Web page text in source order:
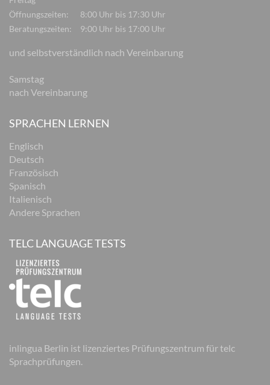
Öffnungszeiten:
8:00 Uhr bis 17:30 Uhr
Beratungszeiten:
9:00 Uhr bis 17:00 Uhr
und selbstverständlich nach Vereinbarung
Samstag
nach Vereinbarung
SPRACHEN LERNEN
Englisch
Deutsch
Französisch
Spanisch
Italienisch
Andere Sprachen
TELC LANGUAGE TESTS
inlingua Berlin ist lizenziertes Prüfungszentrum für telc
Sprachprüfungen.